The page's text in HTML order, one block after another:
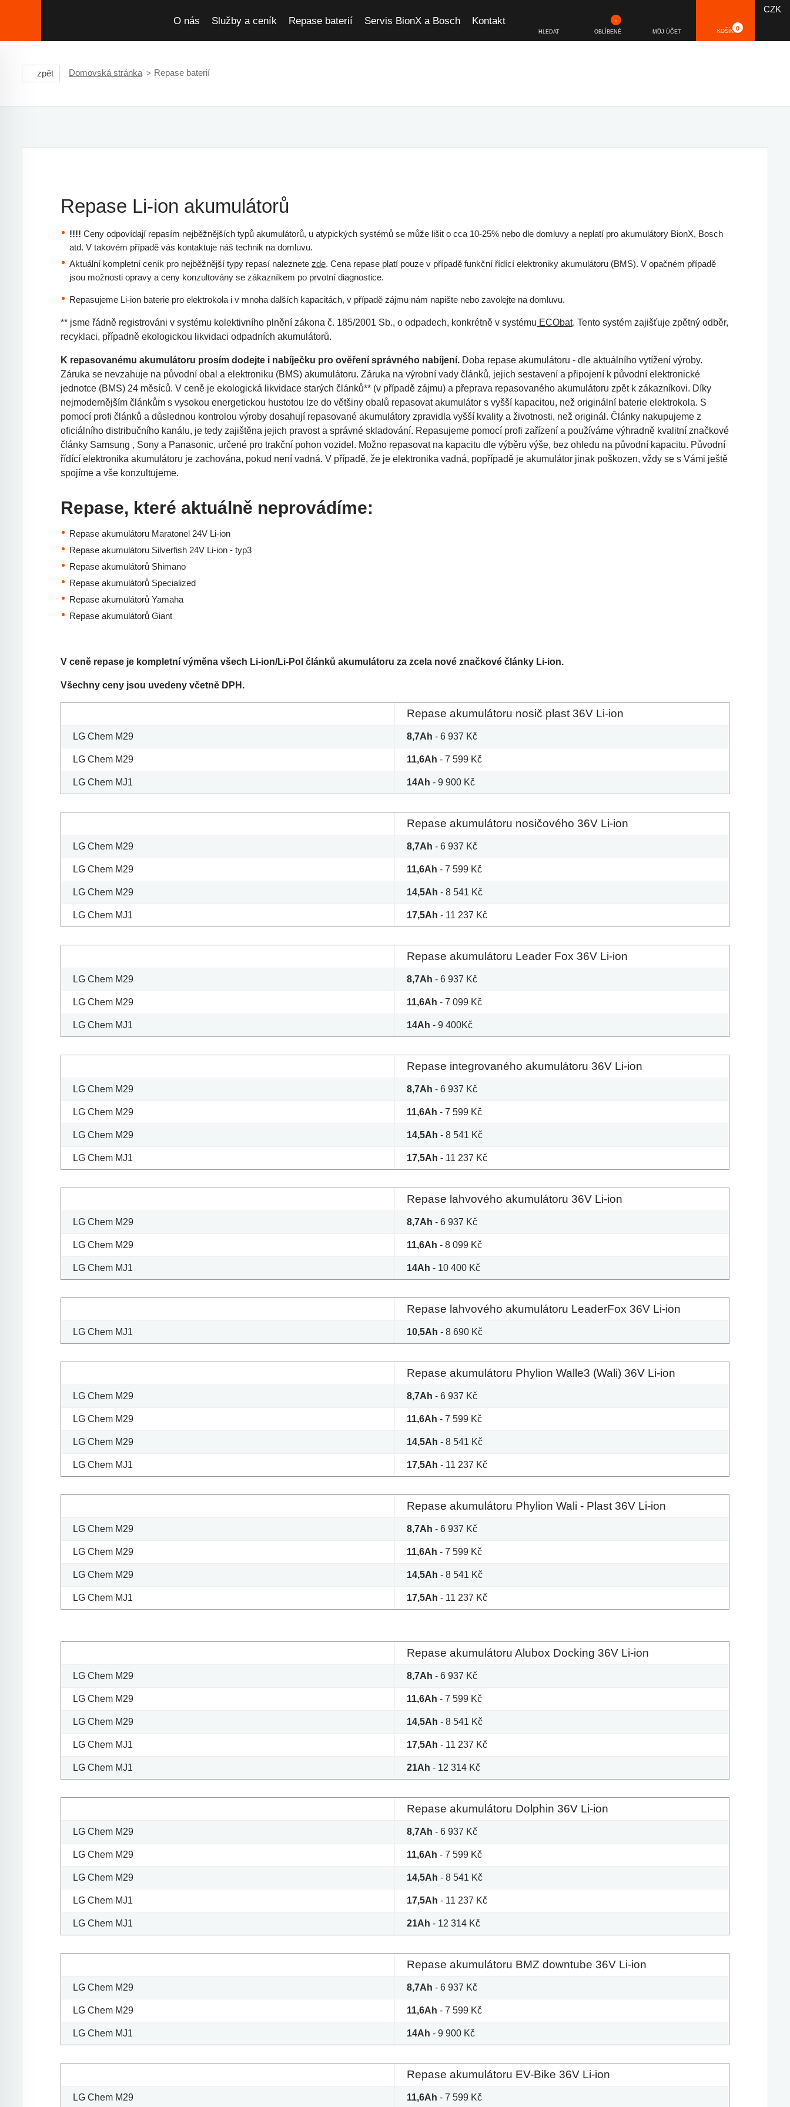
O nás Služby a ceník Repase baterií Servis BionX a Bosch Kontakt
HLEDAT OBLÍBENÉ
-
MŮJ ÚČET KOŠÍK 0
CZK
zpět Domovská stránka Repase baterií
Repase Li-ion akumulátorů
!!!! Ceny odpovídají repasím nejběžnějších typů akumulátorů, u atypických systémů se může lišit o cca 10-25% nebo dle domluvy a neplatí pro akumulátory BionX, Bosch
atd. V takovém případě vás kontaktuje náš technik na domluvu.
Aktuální kompletní ceník pro nejběžnější typy repasí naleznete zde. Cena repase platí pouze v případě funkční řídící elektroniky akumulátoru (BMS). V opačném případě
jsou možnosti opravy a ceny konzultovány se zákazníkem po prvotní diagnostice.
Repasujeme Li-ion baterie pro elektrokola i v mnoha dalších kapacitách, v případě zájmu nám napište nebo zavolejte na domluvu.
** jsme řádně registrováni v systému kolektivního plnění zákona č. 185/2001 Sb., o odpadech, konkrétně v systému ECObat. Tento systém zajišťuje zpětný odběr,
recyklaci, případně ekologickou likvidaci odpadních akumulátorů.
K repasovanému akumulátoru prosím dodejte i nabíječku pro ověření správného nabíjení. Doba repase akumulátoru - dle aktuálního vytížení výroby.
Záruka se nevzahuje na původní obal a elektroniku (BMS) akumulátoru. Záruka na výrobní vady článků, jejich sestavení a připojení k původní elektronické
jednotce (BMS) 24 měsíců. V ceně je ekologická likvidace starých článků** (v případě zájmu) a přeprava repasovaného akumulátoru zpět k zákazníkovi. Díky
nejmodernějším článkům s vysokou energetickou hustotou lze do většiny obalů repasovat akumulátor s vyšší kapacitou, než originální baterie elektrokola. S
pomocí profi článků a důslednou kontrolou výroby dosahují repasované akumulátory zpravidla vyšší kvality a životnosti, než originál. Články nakupujeme z
oficiálního distribučního kanálu, je tedy zajištěna jejich pravost a správné skladování. Repasujeme pomocí profi zařízení a používáme výhradně kvalitní značkové
články Samsung , Sony a Panasonic, určené pro trakční pohon vozidel. Možno repasovat na kapacitu dle výběru výše, bez ohledu na původní kapacitu. Původní
řídící elektronika akumulátoru je zachována, pokud není vadná. V případě, že je elektronika vadná, popřípadě je akumulátor jinak poškozen, vždy se s Vámi ještě
spojíme a vše konzultujeme.
Repase, které aktuálně neprovádíme:
Repase akumulátoru Maratonel 24V Li-ion
Repase akumulátoru Silverfish 24V Li-ion - typ3
Repase akumulátorů Shimano
Repase akumulátorů Specialized
Repase akumulátorů Yamaha
Repase akumulátorů Giant
V ceně repase je kompletní výměna všech Li-ion/Li-Pol článků akumulátoru za zcela nové značkové články Li-ion.
Všechny ceny jsou uvedeny včetně DPH.
Repase akumulátoru nosič plast 36V Li-ion
LG Chem M29 8,7Ah - 6 937 Kč
LG Chem M29 11,6Ah - 7 599 Kč
LG Chem MJ1 14Ah - 9 900 Kč
Repase akumulátoru nosičového 36V Li-ion
LG Chem M29 8,7Ah - 6 937 Kč
LG Chem M29 11,6Ah - 7 599 Kč
LG Chem M29 14,5Ah - 8 541 Kč
LG Chem MJ1 17,5Ah - 11 237 Kč
Repase akumulátoru Leader Fox 36V Li-ion
LG Chem M29 8,7Ah - 6 937 Kč
LG Chem M29 11,6Ah - 7 099 Kč
LG Chem MJ1 14Ah - 9 400Kč
Repase integrovaného akumulátoru 36V Li-ion
LG Chem M29 8,7Ah - 6 937 Kč
LG Chem M29 11,6Ah - 7 599 Kč
LG Chem M29 14,5Ah - 8 541 Kč
LG Chem MJ1 17,5Ah - 11 237 Kč
Repase lahvového akumulátoru 36V Li-ion
LG Chem M29 8,7Ah - 6 937 Kč
LG Chem M29 11,6Ah - 8 099 Kč
LG Chem MJ1 14Ah - 10 400 Kč
Repase lahvového akumulátoru LeaderFox 36V Li-ion
LG Chem MJ1 10,5Ah - 8 690 Kč
Repase akumulátoru Phylion Walle3 (Wali) 36V Li-ion
LG Chem M29 8,7Ah - 6 937 Kč
LG Chem M29 11,6Ah - 7 599 Kč
LG Chem M29 14,5Ah - 8 541 Kč
LG Chem MJ1 17,5Ah - 11 237 Kč
Repase akumulátoru Phylion Wali - Plast 36V Li-ion
LG Chem M29 8,7Ah - 6 937 Kč
LG Chem M29 11,6Ah - 7 599 Kč
LG Chem M29 14,5Ah - 8 541 Kč
LG Chem MJ1 17,5Ah - 11 237 Kč
Repase akumulátoru Alubox Docking 36V Li-ion
LG Chem M29 8,7Ah - 6 937 Kč
LG Chem M29 11,6Ah - 7 599 Kč
LG Chem M29 14,5Ah - 8 541 Kč
LG Chem MJ1 17,5Ah - 11 237 Kč
LG Chem MJ1 21Ah - 12 314 Kč
Repase akumulátoru Dolphin 36V Li-ion
LG Chem M29 8,7Ah - 6 937 Kč
LG Chem M29 11,6Ah - 7 599 Kč
LG Chem M29 14,5Ah - 8 541 Kč
LG Chem MJ1 17,5Ah - 11 237 Kč
LG Chem MJ1 21Ah - 12 314 Kč
Repase akumulátoru BMZ downtube 36V Li-ion
LG Chem M29 8,7Ah - 6 937 Kč
LG Chem M29 11,6Ah - 7 599 Kč
LG Chem MJ1 14Ah - 9 900 Kč
Repase akumulátoru EV-Bike 36V Li-ion
LG Chem M29 11,6Ah - 7 599 Kč